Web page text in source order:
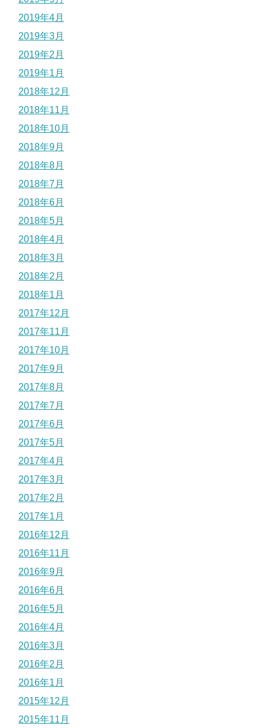
2019年4月
2019年3月
2019年2月
2019年1月
2018年12月
2018年11月
2018年10月
2018年9月
2018年8月
2018年7月
2018年6月
2018年5月
2018年4月
2018年3月
2018年2月
2018年1月
2017年12月
2017年11月
2017年10月
2017年9月
2017年8月
2017年7月
2017年6月
2017年5月
2017年4月
2017年3月
2017年2月
2017年1月
2016年12月
2016年11月
2016年9月
2016年6月
2016年5月
2016年4月
2016年3月
2016年2月
2016年1月
2015年12月
2015年11月